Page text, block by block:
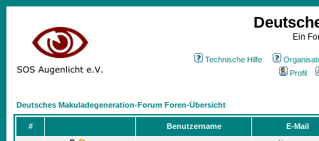
Ein
Technische Hilfe
Profil
Deutsches Makuladegeneration-Forum Foren-Übersicht
# Benutzername E-Mail